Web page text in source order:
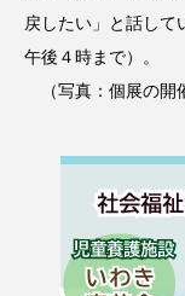
戻したい」と話して
午後４時まで）。
（写真：個展の開